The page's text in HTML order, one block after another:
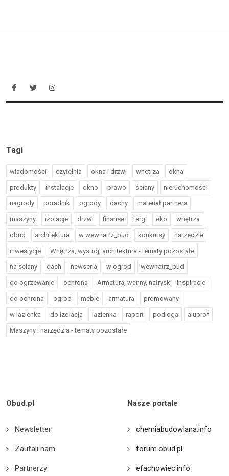
Tagi
wiadomości czytelnia okna i drzwi wnetrza okna
produkty instalacje okno prawo ściany nieruchomości
nagrody poradnik ogrody dachy materiał partnera
maszyny izolacje drzwi finanse targi eko wnętrza
obud architektura w wewnatrz_bud konkursy narzedzie
inwestycje Wnętrza, wystrój, architektura - tematy pozostałe
na sciany dach newseria w ogrod wewnatrz_bud
do ogrzewanie ochrona Armatura, wanny, natryski - inspiracje
do ochrona ogrod meble armatura promowany
w lazienka do izolacja lazienka raport podloga aluprof
Maszyny i narzędzia - tematy pozostałe
Obud.pl
Newsletter
Zaufali nam
Partnerzy
Nasze portale
chemiabudowlana.info
forum.obud.pl
efachowiec.info